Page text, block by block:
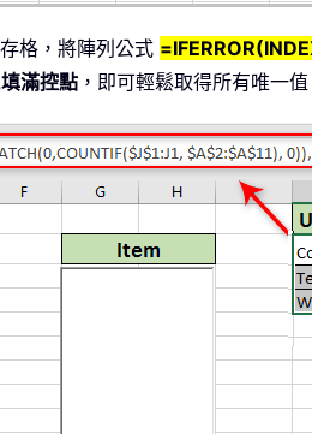
格，將陣列公式
填滿控點 ，即可輕鬆取得所有唯一